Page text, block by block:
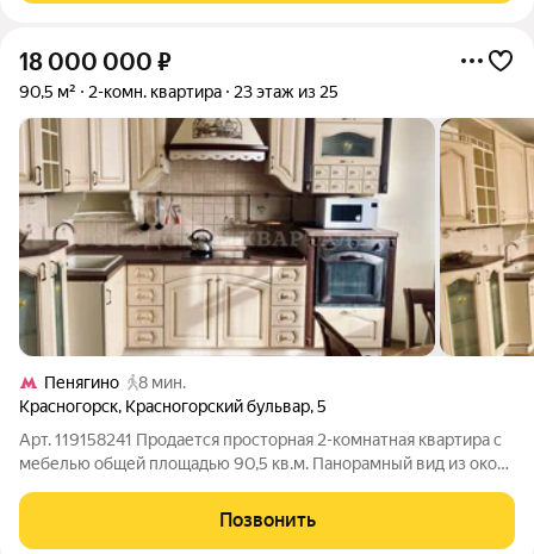
18 000 000 ₽
90,5 м² 2-комн. квартира 23 этаж из 25
Пенягино
8 мин.
Красногорск, Красногорский бульвар,5
Арт. 119158241 Продается просторная 2-комнатная квартира с
мебелью общей площадью 90,5 кв.м. Панорамный вид из окон
вместительная гардеробная. Ухоженные входные группы с
консъержем. Развитый
Позвонить